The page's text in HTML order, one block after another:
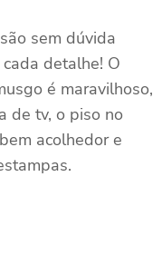
sem dúvida
detalhe! O
é maravilhoso,
de tv, o piso no
acolhedor e